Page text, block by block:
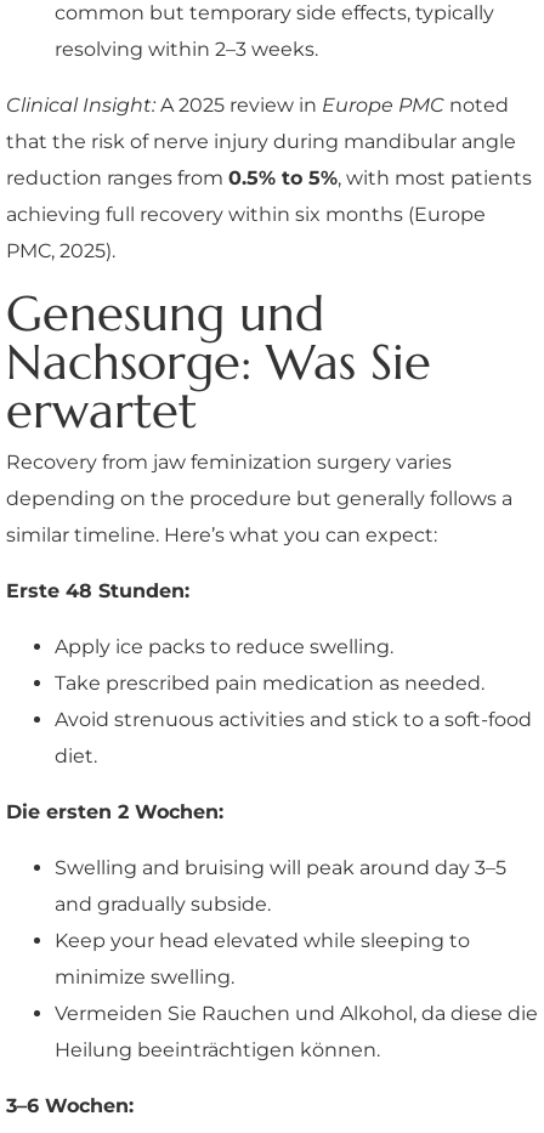
common but temporary side effects, typically
resolving within 2–3 weeks.
Clinical Insight:A 2025 review in Europe PMC noted
that the risk of nerve injury during mandibular angle
reduction ranges from 0.5% to 5%, with most patients
achieving full recovery within six months (Europe
PMC, 2025).
Genesung und
Nachsorge: Was Sie
erwartet
Recovery from jaw feminization surgery varies
depending on the procedure but generally follows a
similar timeline. Here’s what you can expect:
Erste 48 Stunden:
Apply ice packs to reduce swelling.
Take prescribed pain medication as needed.
Avoid strenuous activities and stick to a soft-food
diet.
Die ersten 2 Wochen:
Swelling and bruising will peak around day 3–5
and gradually subside.
Keep your head elevated while sleeping to
minimize swelling.
Vermeiden Sie Rauchen und Alkohol, da diese die
Heilung beeinträchtigen können.
3–6 Wochen: